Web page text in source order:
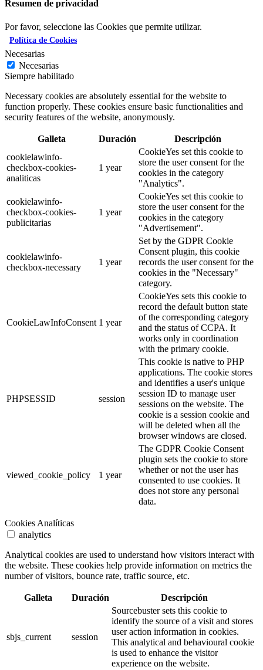
Resumen de privacidad
Por favor, seleccione las Cookies que permite utilizar.
Política de Cookies
Necesarias
Necesarias
Siempre habilitado
Necessary cookies are absolutely essential for the website to
function properly. These cookies ensure basic functionalities and
security features of the website, anonymously.
Galleta Duración
Descripción
cookielawinfo-
checkbox-cookies-
analiticas
1 year
CookieYes set this cookie to
store the user consent for the
cookies in the category
"Analytics".
cookielawinfo-
checkbox-cookies-
publicitarias
1 year
CookieYes set this cookie to
store the user consent for the
cookies in the category
"Advertisement".
cookielawinfo-
checkbox-necessary
1 year
Set by the GDPR Cookie
Consent plugin, this cookie
records the user consent for the
cookies in the "Necessary"
category.
CookieLawInfoConsent 1 year
CookieYes sets this cookie to
record the default button state
of the corresponding category
and the status of CCPA. It
works only in coordination
with the primary cookie.
PHPSESSID session
This cookie is native to PHP
applications. The cookie stores
and identifies a user's unique
session ID to manage user
sessions on the website. The
cookie is a session cookie and
will be deleted when all the
browser windows are closed.
viewed_cookie_policy 1 year
The GDPR Cookie Consent
plugin sets the cookie to store
whether or not the user has
consented to use cookies. It
does not store any personal
data.
Cookies Analíticas
analytics
Analytical cookies are used to understand how visitors interact with
the website. These cookies help provide information on metrics the
number of visitors, bounce rate, traffic source, etc.
Galleta Duración Descripción
sbjs_current session
Sourcebuster sets this cookie to
identify the source of a visit and stores
user action information in cookies.
This analytical and behavioural cookie
is used to enhance the visitor
experience on the website.